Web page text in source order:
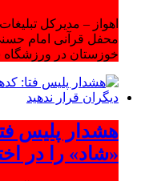
اهواز – مدیرکل
محفل قرآنی امام
خوزستان در ورزشگاه
هشدار پلیس
«شاد» را در